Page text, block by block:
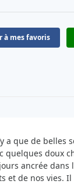
à mes favoris
a que de belles
quelques doux
ancrée dans
et de nos vies.